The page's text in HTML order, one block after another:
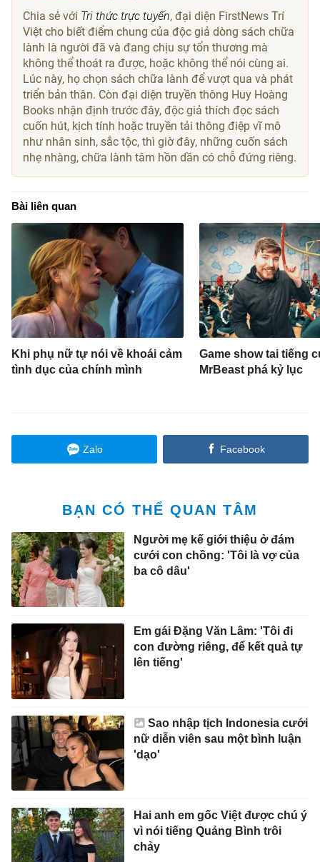
Chia sẻ với Tri thức trực tuyến, đại diện FirstNews Trí
Việt cho biết điểm chung của độc giả dòng sách chữa
lành là người đã và đang chịu sự tổn thương mà
không thể thoát ra được, hoặc không thể nói cùng ai.
Lúc này, họ chọn sách chữa lành để vượt qua và phát
triển bản thân. Còn đại diện truyền thông Huy Hoàng
Books nhận định trước đây, độc giả thích đọc sách
cuốn hút, kịch tính hoặc truyền tải thông điệp vĩ mô
như nhân sinh, sắc tộc, thì giờ đây, những cuốn sách
nhẹ nhàng, chữa lành tâm hồn dần có chỗ đứng riêng.
Bài liên quan
Khi phụ nữ tự nói về khoái cảm
tình dục của chính mình
Game show tai tiếng
MrBeast phá kỷ lục
Zalo Facebook
BẠN CÓ THỂ QUAN TÂM
Người mẹ kế giới thiệu ở đám
cưới con chồng: 'Tôi là vợ của
ba cô dâu'
Em gái Đặng Văn Lâm: 'Tôi đi
con đường riêng, để kết quả tự
lên tiếng'
Sao nhập tịch Indonesia cưới
nữ diễn viên sau một bình luận
'dạo'
Hai anh em gốc Việt được chú ý
vì nói tiếng Quảng Bình trôi
chảy